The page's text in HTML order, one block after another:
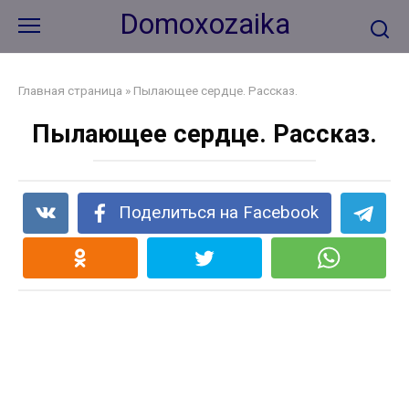
контенту
Domoxozaika
Главная страница » Пылающее сердце. Рассказ.
Пылающее сердце. Рассказ.
Поделиться на Facebook